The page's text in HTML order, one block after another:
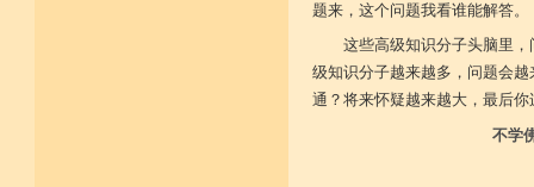
题来，这个问题我看谁能解答。
这些高级知识分子头脑里
级知识分子越来越多，问题会
通？将来怀疑越来越大，最后你
不学